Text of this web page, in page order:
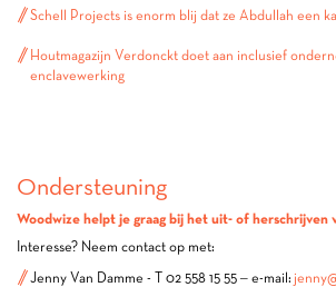
Schell Projects is enorm blij dat ze Abdullah een
Houtmagazijn Verdonckt doet aan inclusief
enclavewerking
Ondersteuning
Woodwize helpt je graag bij het uit- of herschrijven
Interesse? Neem contact op met:
Jenny Van Damme - T 02 558 15 55 – e-mail: